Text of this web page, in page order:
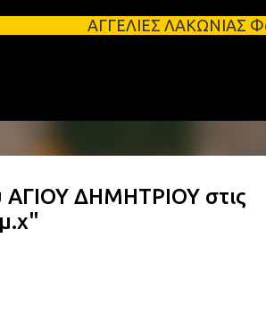
Μετάβαση στο κύριο
ΛΑΚΩΝΙΑΣ Φοιτητικά
ΑΓΙΟΥ ΔΗΜΗΤΡΙΟΥ στις